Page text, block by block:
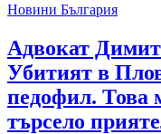
Новини България
Адвокат
Убитият в
педофил. Това
търсело